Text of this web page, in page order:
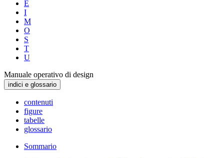
E
I
M
O
S
T
U
Manuale operativo di design
indici e glossario
contenuti
figure
tabelle
glossario
Sommario